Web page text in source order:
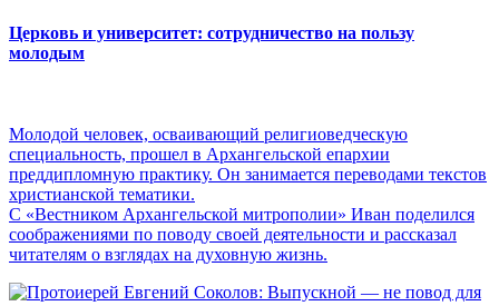
Церковь и университет: сотрудничество на пользу
молодым
Молодой человек, осваивающий религиоведческую
специальность, прошел в Архангельской епархии
преддипломную практику. Он занимается переводами текстов
христианской тематики.
С «Вестником Архангельской митрополии» Иван поделился
соображениями по поводу своей деятельности и рассказал
читателям о взглядах на духовную жизнь.